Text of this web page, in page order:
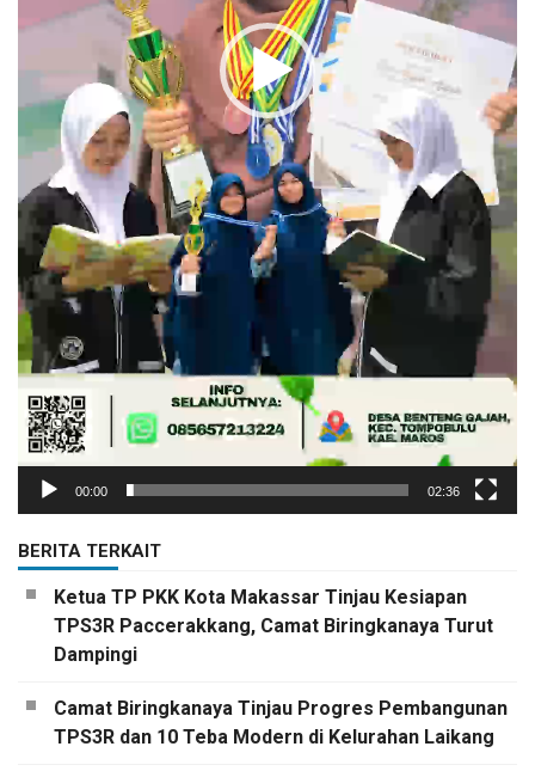
00:00 02:36
BERITA TERKAIT
Ketua TP PKK Kota Makassar Tinjau Kesiapan
TPS3R Paccerakkang, Camat Biringkanaya Turut
Dampingi
Camat Biringkanaya Tinjau Progres Pembangunan
TPS3R dan 10 Teba Modern di Kelurahan Laikang